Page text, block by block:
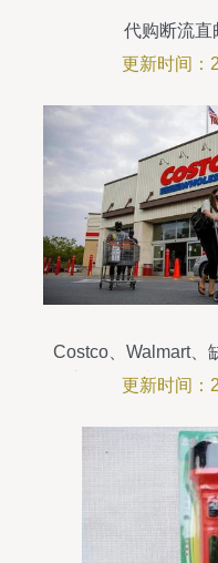
代购断流直
更新时间：
Costco、Walmart、
新口罩限制一览
更新时间：